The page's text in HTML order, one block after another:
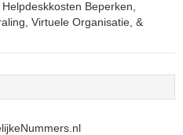
Beperken,
Virtuele Organisatie, &